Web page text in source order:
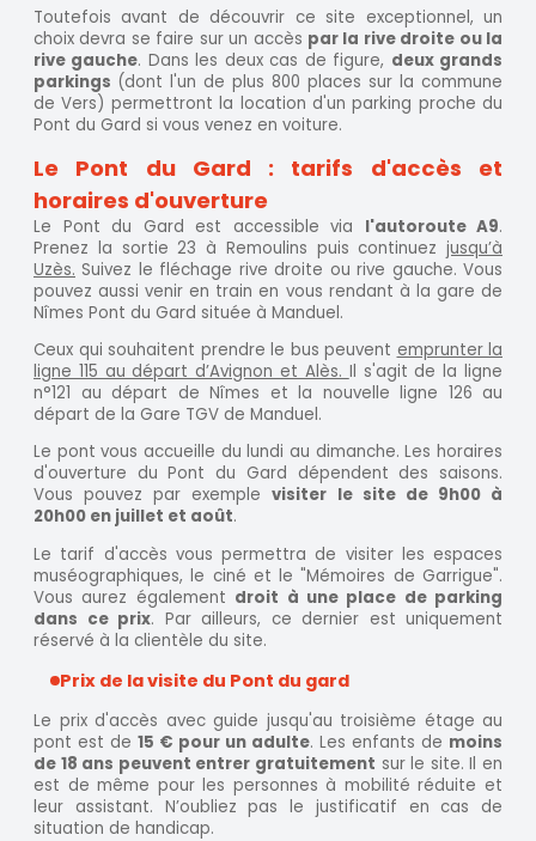
Toutefois avant de découvrir ce site exceptionnel, un
choix devra se faire sur un accès par la rive droite ou la
rive gauche. Dans les deux cas de figure, deux grands
parkings (dont l'un de plus 800 places sur la commune
de Vers) permettront la location d'un parking proche du
Pont du Gard si vous venez en voiture.
Le Pont du Gard : tarifs d'accès et
horaires d'ouverture
Le Pont du Gard est accessible via l'autoroute A9.
Prenez la sortie 23 à Remoulins puis continuez jusqu’à
Uzès. Suivez le fléchage rive droite ou rive gauche. Vous
pouvez aussi venir en train en vous rendant à la gare de
Nîmes Pont du Gard située à Manduel.
Ceux qui souhaitent prendre le bus peuvent emprunter la
ligne 115 au départ d’Avignon et Alès. Il s'agit de la ligne
n°121 au départ de Nîmes et la nouvelle ligne 126 au
départ de la Gare TGV de Manduel.
Le pont vous accueille du lundi au dimanche. Les horaires
d'ouverture du Pont du Gard dépendent des saisons.
Vous pouvez par exemplevisiter le site de 9h00 à
20h00 en juillet et août.
Le tarif d'accès vous permettra de visiter les espaces
muséographiques, le ciné et le "Mémoires de Garrigue".
Vous aurez également droit à une place de parking
dans ce prix. Par ailleurs, ce dernier est uniquement
réservé à la clientèle du site.
Prix de la visite du Pont du gard
Le prix d'accès avec guide jusqu'au troisième étage au
pont est de 15 € pour un adulte. Les enfants de moins
de 18 ans peuvent entrer gratuitement sur le site. Il en
est de même pour les personnes à mobilité réduite et
leur assistant. N’oubliez pas le justificatif en cas de
situation de handicap.